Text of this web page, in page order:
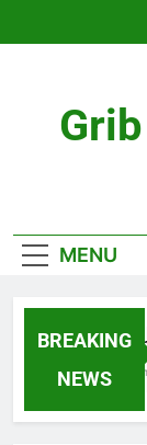
MENU
BREAKING
NEWS
4